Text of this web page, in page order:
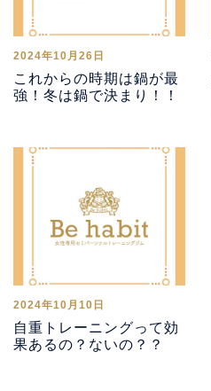
2024年10月26日
これからの時期は鍋が最
強！冬は鍋で決まり！！
2024年10月10日
自重トレーニングって効
果あるの？ないの？？